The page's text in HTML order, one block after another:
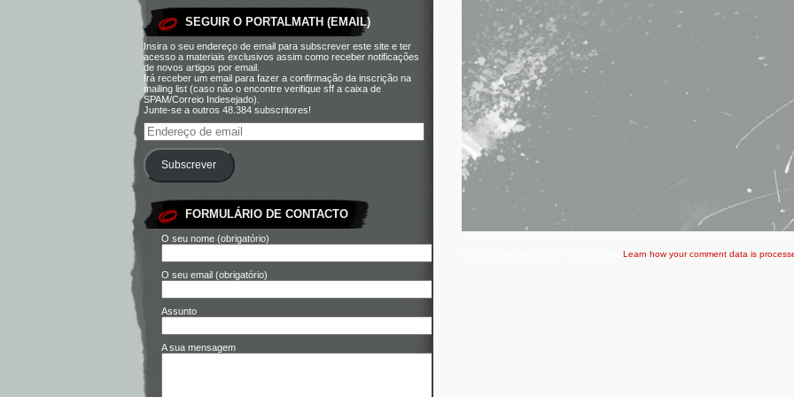
SEGUIR O PORTALMATH (EMAIL)
Insira o seu endereço de email para subscrever este site e ter
acesso a materiais exclusivos assim como receber notificações
de novos artigos por email.
Irá receber um email para fazer a confirmação da inscrição na
mailing list (caso não o encontre verifique sff a caixa de
SPAM/Correio Indesejado).
Junte-se a outros 48.384 subscritores!
Subscrever
FORMULÁRIO DE CONTACTO
O seu nome (obrigatório)
O seu email (obrigatório)
Assunto
A sua mensagem
Learn how your comment data is